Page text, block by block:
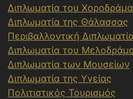
Διπλωματία του
Διπλωματία της Θάλασσας
Περιβαλλοντική
Διπλωματία του
Διπλωματία των Μουσείων
Διπλωματία της Υγείας
Πολιτιστικός Τουρισμός